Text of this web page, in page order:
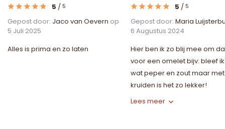
5 / 5
Gepost door: Jaco van Oevern op
5 Juli 2025
Alles is prima en zo laten
5 / 5
Gepost door: Maria
6 Augustus 2024
Hier ben ik zo blij mee om
voor een omelet bijv: bleef
wat peper en zout maar
kruiden is het zo lekker!
Lees meer